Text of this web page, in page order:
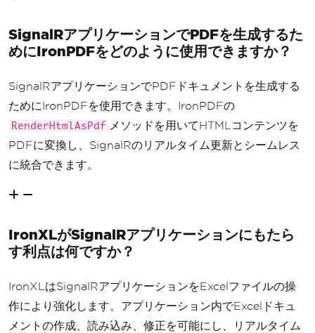
SignalRアプリケーションでPDFを生成するた
めにIronPDFをどのように使用できますか？
SignalRアプリケーションでPDFドキュメントを生成する
ためにIronPDFを使用できます。IronPDFの
RenderHtmlAsPdf メソッドを用いてHTMLコンテンツを
PDFに変換し、SignalRのリアルタイム更新とシームレス
に統合できます。
IronXLがSignalRアプリケーションにもたら
す利点は何ですか？
IronXLはSignalRアプリケーションをExcelファイルの操
作により強化します。アプリケーション内でExcelドキュ
メントの作成、読み込み、修正を可能にし、リアルタイム